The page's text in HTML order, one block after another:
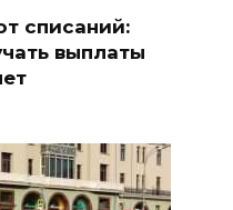
списаний:
выплаты